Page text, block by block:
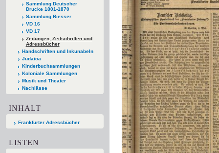
Sammlung Deutscher
Drucke 1801-1870
Sammlung Riesser
VD 16
VD 17
Zeitungen, Zeitschriften und
Adressbücher
Handschriften und Inkunabeln
Judaica
Kinderbuchsammlungen
Koloniale Sammlungen
Musik und Theater
Nachlässe
INHALT
Frankfurter Adressbücher
LISTEN